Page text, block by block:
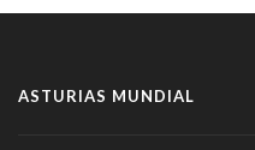
ASTURIAS MUNDIAL